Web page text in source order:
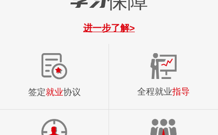
进一步了解>
签定就业协议 全程就业指导